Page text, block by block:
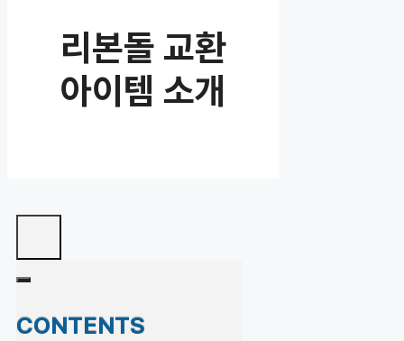
리본돌 교환
아이템 소개
CONTENTS